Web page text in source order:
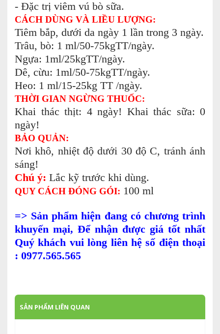
- Đặc trị viêm vú bò sữa.
CÁCH DÙNG VÀ LIỀU LƯỢNG:
Tiêm bắp, dưới da ngày 1 lần trong 3 ngày.
Trâu, bò: 1 ml/50-75kgTT/ngày.
Ngựa: 1ml/25kgTT/ngày.
Dê, cừu: 1ml/50-75kgTT/ngày.
Heo: 1 ml/15-25kg TT /ngày.
THỜI GIAN NGỪNG THUỐC:
Khai thác thịt: 4 ngày! Khai thác sữa: 0
ngày!
BẢO QUẢN:
Nơi khô, nhiệt độ dưới 30 độ C, tránh ánh
sáng!
Chú ý: Lắc kỹ trước khi dùng.
QUY CÁCH ĐÓNG GÓI: 100 ml
=> Sản phẩm hiện đang có chương trình
khuyến mại, Để nhận được giá tốt nhất
Quý khách vui lòng liên hệ số điện thoại
: 0977.565.565
SẢN PHẨM LIÊN QUAN